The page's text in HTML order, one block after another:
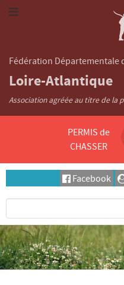
Fédération Départementale
Loire-Atlantique
Association agréée au titre de la
PERMIS de
CHASSER
Facebook